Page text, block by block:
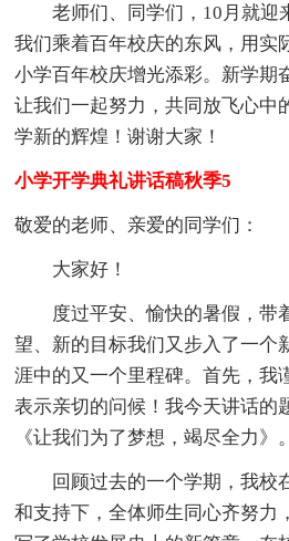
老师们、同学们，10月就迎
我们乘着百年校庆的东风，用实
小学百年校庆增光添彩。新学期
让我们一起努力，共同放飞心中
学新的辉煌！谢谢大家！
小学开学典礼讲话稿秋季5
敬爱的老师、亲爱的同学们：
大家好！
度过平安、愉快的暑假，带
望、新的目标我们又步入了一个
涯中的又一个里程碑。首先，我
表示亲切的问候！我今天讲话的
《让我们为了梦想，竭尽全力》。
回顾过去的一个学期，我校
和支持下，全体师生同心齐努力